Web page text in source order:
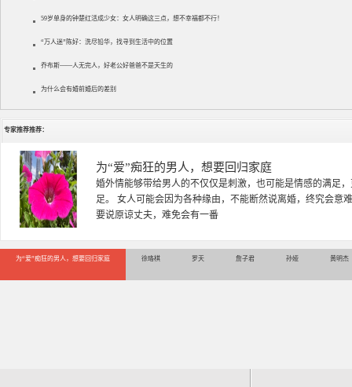
59岁单身的钟楚红活成少女：女人明确这三点，想不幸福都不行！
“万人迷”陈好：洗尽铅华，找寻到生活中的位置
乔布斯——人无完人，好老公好爸爸不是天生的
为什么会有婚前婚后的差别
专家推荐推荐：
徐珞棋
徐珞棋，婚姻家庭咨询师，毕业于重庆师范大学心理学专业
多年，对婚姻情感分析、恋爱择偶、夫妻关系，情感挽回、
千小时，积累了丰富的咨
为“爱”痴狂的男人，想要回归家庭 徐珞棋 罗天 詹子君 孙娅 黄明杰